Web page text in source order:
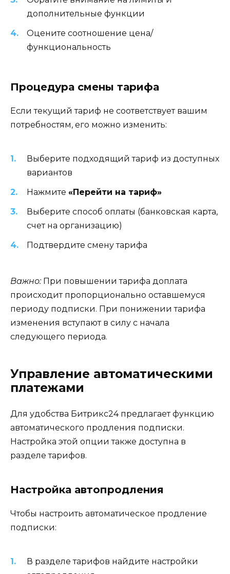
дополнительные функции
Оцените соотношение цена/
функциональность
Процедура смены тарифа
Если текущий тариф не соответствует вашим
потребностям, его можно изменить:
Выберите подходящий тариф из доступных
вариантов
Нажмите «Перейти на тариф»
Выберите способ оплаты (банковская карта,
счет на организацию)
Подтвердите смену тарифа
Важно:При повышении тарифа доплата
происходит пропорционально оставшемуся
периоду подписки. При понижении тарифа
изменения вступают в силу с начала
следующего периода.
Управление автоматическими
платежами
Для удобства Битрикс24 предлагает функцию
автоматического продления подписки.
Настройка этой опции также доступна в
разделе тарифов.
Настройка автопродления
Чтобы настроить автоматическое продление
подписки:
В разделе тарифов найдите настройки